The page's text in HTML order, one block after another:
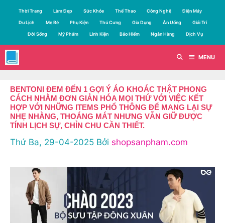
dung
Thời Trang Làm Đẹp Sức Khỏe Thể Thao Công Nghệ Điện Máy
Du Lịch Mẹ Bé Phụ Kiện Thú Cưng Gia Dụng Ăn Uống Giải Trí
Đời Sống Mỹ Phẩm Linh Kiện Bảo Hiểm Ngân Hàng Dịch Vụ
MENU
BENTONI ĐEM ĐẾN 1 GỢI Ý ÁO KHOÁC THẬT PHONG
CÁCH NHẰM ĐƠN GIẢN HÓA MỌI THỨ VỚI VIỆC KẾT
HỢP VỚI NHỮNG ITEMS PHỔ THÔNG ĐỂ MANG LẠI SỰ
NHẸ NHÀNG, THOÁNG MÁT NHƯNG VẪN GIỮ ĐƯỢC
TÍNH LỊCH SỰ, CHỈN CHU CẦN THIẾT.
Thứ Ba, 29-04-2025 Bởi shopsanpham.com